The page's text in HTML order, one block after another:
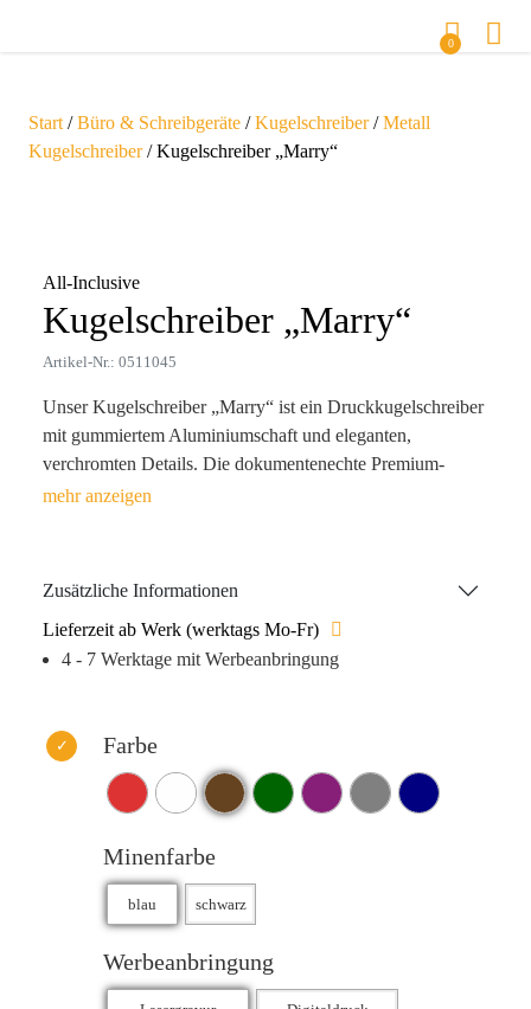
0
Start /Büro & Schreibgeräte /Kugelschreiber/Metall
Kugelschreiber/ Kugelschreiber „Marry“
All-Inclusive
Kugelschreiber „Marry“
Artikel-Nr.: 0511045
Unser Kugelschreiber „Marry“ ist ein Druckkugelschreiber
mit gummiertem Aluminiumschaft und eleganten,
verchromten Details. Die dokumentenechte Premium-
Großraummine mit hochwertiger deutscher Tinte (konform
Zusätzliche Informationen
Lieferzeit ab Werk (werktags Mo-Fr)
4 - 7 Werktage mit Werbeanbringung
Farbe
Minenfarbe
Werbeanbringung